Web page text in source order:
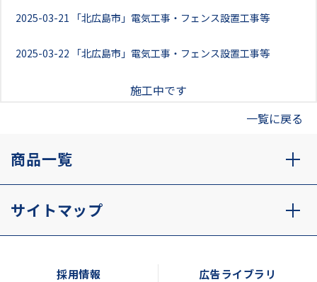
2025-03-21 「北広島市」電気工事・フェンス設置工事等
2025-03-22 「北広島市」電気工事・フェンス設置工事等
施工中です
一覧に戻る
商品一覧
サイトマップ
採用情報 広告ライブラリ